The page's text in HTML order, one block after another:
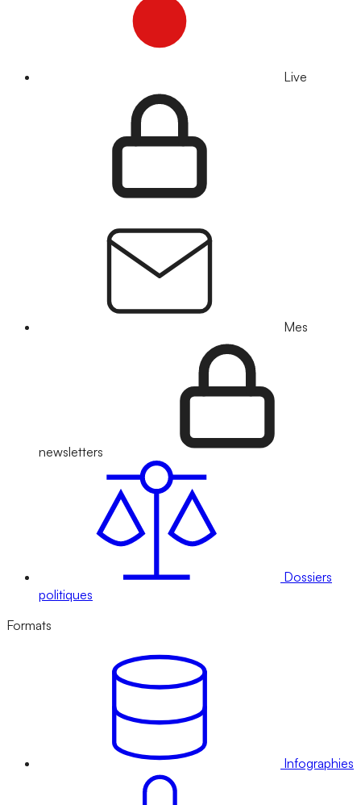
Live
Mes
newsletters
Dossiers
politiques
Formats
Infographies